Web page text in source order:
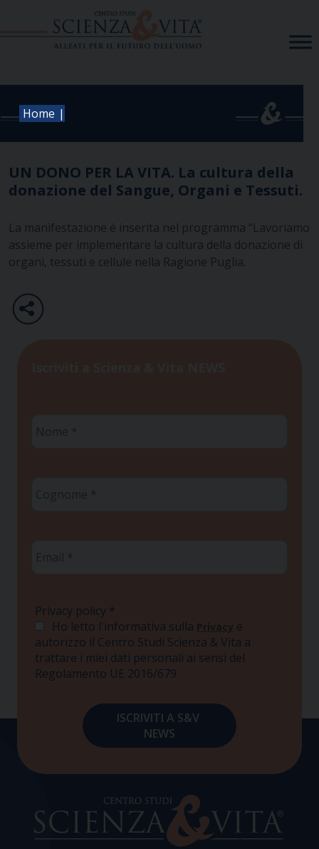
Home |
UN DONO PER LA VITA. La cultura della
donazione del Sangue, Organi e Tessuti.
La manifestazione è inserita nel programma “Lavoriamo
assieme per implementare la cultura della donazione di
organi, tessuti e cellule nella Ragione Puglia.
Privacy policy *
Ho letto l'informativa sulla Privacy e
autorizzo il Centro Studi Scienza & Vita a
trattare i miei dati personali ai sensi del
Regolamento UE 2016/679